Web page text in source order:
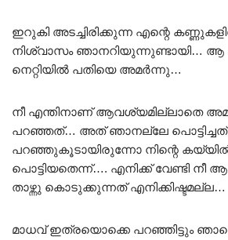
ഇറുകി അടച്ചിരിക്കുന്ന എന്റെ
നിശ്വാസം ഞാനറിയുന്നുണ്ടായി…
നെറ്റിയിൽ പതിയെ അമർന്നു…
നീ എന്തിനാണ് ആവശ്യമില്ലാതെ
പറഞ്ഞത്… അത് ഞാനല്ലേ
പറഞ്ഞുകൂടായിരുന്നോ നിന്റെ
പൊട്ടിയതെന്ന്…. എനിക്ക് വേണ്ടി നീ
താഴ്ന്നു കൊടുക്കുന്നത് എനിക്കിഷ്ടമല്ല…
മാധവ് ഇത്രയൊക്കെ പറഞ്ഞിട്ടും